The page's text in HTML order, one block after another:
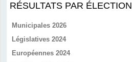
RÉSULTATS PAR ÉLECTION
Municipales 2026
Législatives 2024
Européennes 2024